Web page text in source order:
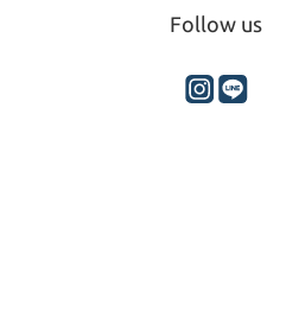
Follow us